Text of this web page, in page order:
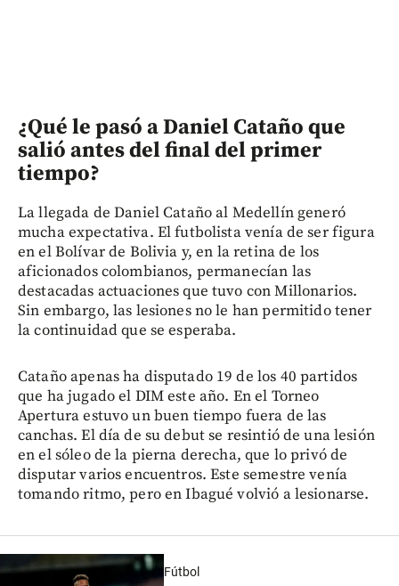
¿Qué le pasó a Daniel Cataño que
salió antes del final del primer
tiempo?
La llegada de Daniel Cataño al Medellín generó
mucha expectativa. El futbolista venía de ser figura
en el Bolívar de Bolivia y, en la retina de los
aficionados colombianos, permanecían las
destacadas actuaciones que tuvo con Millonarios.
Sin embargo, las lesiones no le han permitido tener
la continuidad que se esperaba.
Cataño apenas ha disputado 19 de los 40 partidos
que ha jugado el DIM este año. En el Torneo
Apertura estuvo un buen tiempo fuera de las
canchas. El día de su debut se resintió de una lesión
en el sóleo de la pierna derecha, que lo privó de
disputar varios encuentros. Este semestre venía
tomando ritmo, pero en Ibagué volvió a lesionarse.
Fútbol